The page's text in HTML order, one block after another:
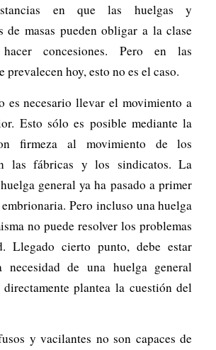
en que las huelgas y
de masas pueden obligar a la clase
concesiones. Pero en las
prevalecen hoy, esto no es el caso.
es necesario llevar el movimiento a
Esto sólo es posible mediante la
firmeza al movimiento de los
las fábricas y los sindicatos. La
general ya ha pasado a primer
Pero incluso una huelga
no puede resolver los problemas
Llegado cierto punto, debe estar
de una huelga general
plantea la cuestión del
y vacilantes no son capaces de